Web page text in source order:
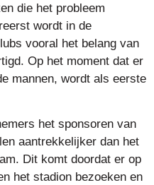
die het probleem
wordt in de
vooral het belang van
Op het moment dat er
mannen, wordt als eerste
het sponsoren van
aantrekkelijker dan het
Dit komt doordat er op
het stadion bezoeken en